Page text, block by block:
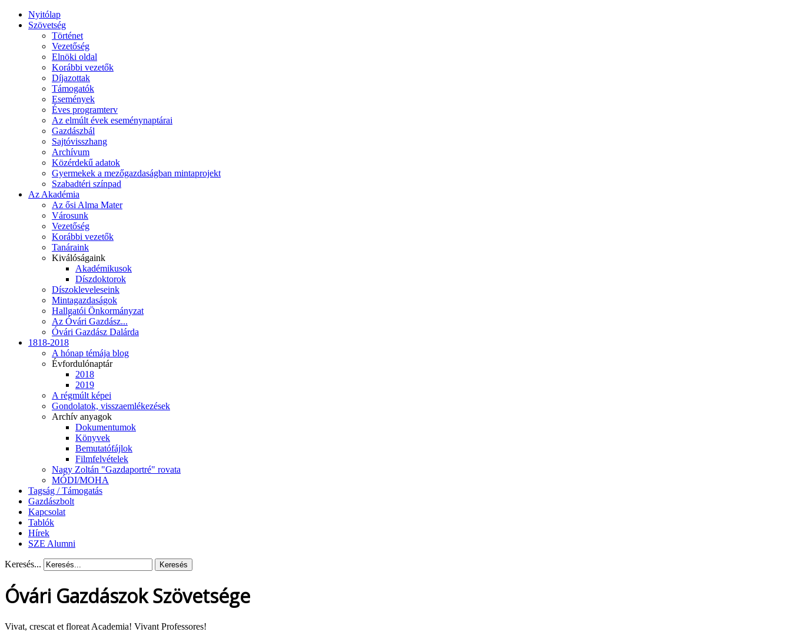
Nyitólap
Szövetség
Történet
Vezetőség
Elnöki oldal
Korábbi vezetők
Díjazottak
Támogatók
Események
Éves programterv
Az elmúlt évek eseménynaptárai
Gazdászbál
Sajtóvisszhang
Archívum
Közérdekű adatok
Gyermekek a mezőgazdaságban mintaprojekt
Szabadtéri színpad
Az Akadémia
Az ősi Alma Mater
Városunk
Vezetőség
Korábbi vezetők
Tanáraink
Kiválóságaink
Akadémikusok
Díszdoktorok
Díszokleveleseink
Mintagazdaságok
Hallgatói Önkormányzat
Az Óvári Gazdász...
Óvári Gazdász Dalárda
1818-2018
A hónap témája blog
Évfordulónaptár
2018
2019
A régmúlt képei
Gondolatok, visszaemlékezések
Archív anyagok
Dokumentumok
Könyvek
Bemutatófájlok
Filmfelvételek
Nagy Zoltán "Gazdaportré" rovata
MÓDI/MOHA
Tagság / Támogatás
Gazdászbolt
Kapcsolat
Tablók
Hírek
SZE Alumni
Keresés... Keresés
Óvári Gazdászok Szövetsége
Vivat, crescat et floreat Academia! Vivant Professores!